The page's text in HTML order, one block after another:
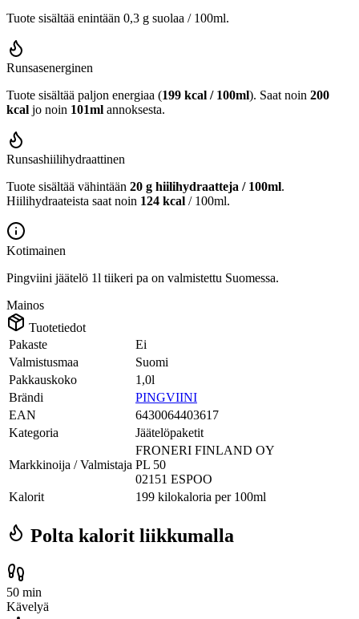
Tuote sisältää enintään 0,3 g suolaa / 100ml.
Runsasenerginen
Tuote sisältää paljon energiaa (199 kcal / 100ml). Saat noin 200
kcal jo noin 101ml annoksesta.
Runsashiilihydraattinen
Tuote sisältää vähintään 20 g hiilihydraatteja / 100ml.
Hiilihydraateista saat noin 124 kcal / 100ml.
Kotimainen
Pingviini jäätelö 1l tiikeri pa on valmistettu Suomessa.
Mainos
Tuotetiedot
Pakaste
Ei
Valmistusmaa
Suomi
Pakkauskoko
1,0l
Brändi
PINGVIINI
EAN
6430064403617
Kategoria
Jäätelöpaketit
Markkinoija / Valmistaja
FRONERI FINLAND OY
PL 50
02151 ESPOO
Kalorit
199 kilokaloria per 100ml
Polta kalorit liikkumalla
50 min
Kävelyä